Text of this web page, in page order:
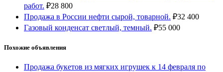
работ. ₽28 800
Продажа в России нефти сырой, товарной. ₽32 400
Газовый конденсат светлый, темный. ₽55 000
Похожие объявления
Продажа букетов из мягких игрушек к 14 февраля по